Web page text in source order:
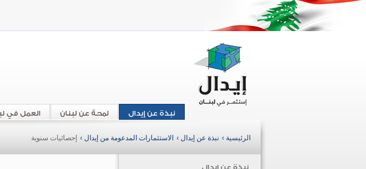
العمل في لمحة عن لبنان نبذة عن إيدال
الرئيسية › نبذة عن إيدال › الاستثمارات المدعومة من إيدال › إحصائيات سنوية
نبذة عن ايدال